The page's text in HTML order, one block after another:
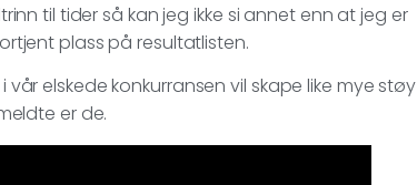
til tider så kan jeg ikke si annet enn at jeg er
plass på resultatlisten.
elskede konkurransen vil skape like mye støy
er de.